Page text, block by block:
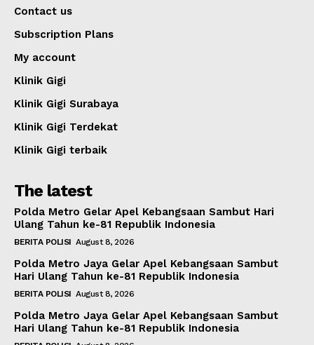
Contact us
Subscription Plans
My account
Klinik Gigi
Klinik Gigi Surabaya
Klinik Gigi Terdekat
Klinik Gigi terbaik
The latest
Polda Metro Gelar Apel Kebangsaan Sambut Hari
Ulang Tahun ke-81 Republik Indonesia
BERITA POLISI August 8, 2026
Polda Metro Jaya Gelar Apel Kebangsaan Sambut
Hari Ulang Tahun ke-81 Republik Indonesia
BERITA POLISI August 8, 2026
Polda Metro Jaya Gelar Apel Kebangsaan Sambut
Hari Ulang Tahun ke-81 Republik Indonesia